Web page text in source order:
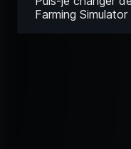
Farming Simulator